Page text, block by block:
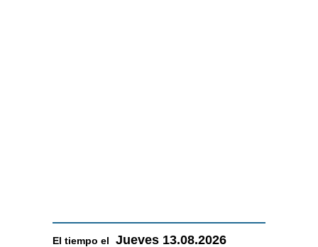
El tiempo el Jueves 13.08.2026